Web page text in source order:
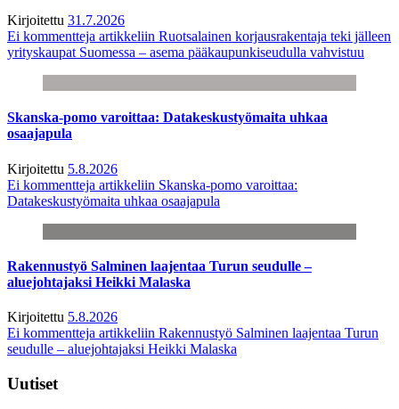
Kirjoitettu 31.7.2026
Ei kommentteja artikkeliin Ruotsalainen korjausrakentaja teki jälleen
yrityskaupat Suomessa – asema pääkaupunkiseudulla vahvistuu
Skanska-pomo varoittaa: Datakeskustyömaita uhkaa
osaajapula
Kirjoitettu 5.8.2026
Ei kommentteja artikkeliin Skanska-pomo varoittaa:
Datakeskustyömaita uhkaa osaajapula
Rakennustyö Salminen laajentaa Turun seudulle –
aluejohtajaksi Heikki Malaska
Kirjoitettu 5.8.2026
Ei kommentteja artikkeliin Rakennustyö Salminen laajentaa Turun
seudulle – aluejohtajaksi Heikki Malaska
Uutiset